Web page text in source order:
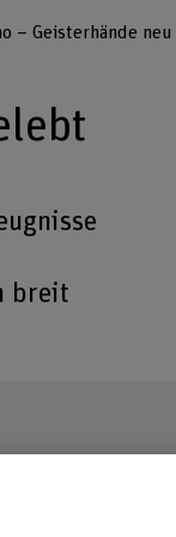
– Geisterhände
breit